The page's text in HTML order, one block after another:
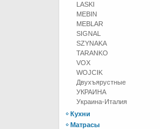
LASKI
MEBIN
MEBLAR
SIGNAL
SZYNAKA
TARANKO
VOX
WOJCIK
Двухъярустные
УКРАИНА
Украина-Италия
Кухни
Матрасы